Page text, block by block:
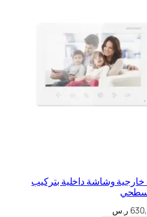
خارجية وشاشة داخلية بتركيب
ر.س